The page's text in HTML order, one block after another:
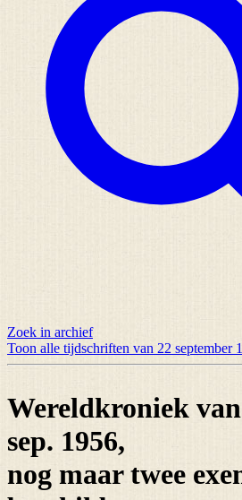
Zoek in archief
Toon alle tijdschriften van 22 september
Wereldkroniek
sep. 1956,
nog maartwee